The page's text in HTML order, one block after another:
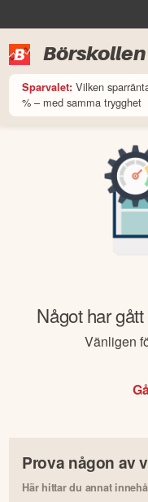
Börskollen
Sparvalet: Vilken
% – med samma trygghet
Något har
Vänligen
Prova någon av
Här hittar du annat